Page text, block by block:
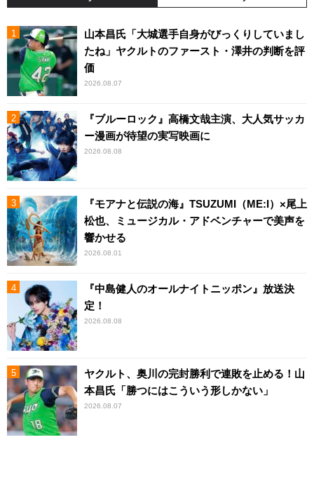
山本昌氏「大城選手自身がびっくりしていまし
たね」ヤクルトのファースト・澤井の判断を評
価
2026.08.07
『ブルーロック』高橋文哉主演、大人気サッカ
ー漫画が待望の実写映画に
2026.08.08
『モアナと伝説の海』TSUZUMI（ME:I）×尾上
松也、ミュージカル・アドベンチャーで美声を
響かせる
2026.08.01
『中島健人のオールナイトニッポン』放送決
定！
2026.08.08
ヤクルト、奥川の完封勝利で連敗を止める！山
本昌氏「勝つにはこういう形しかない」
2026.08.07